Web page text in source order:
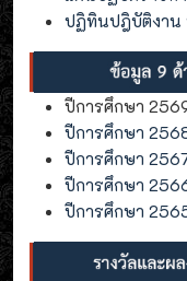
ปฏิทินปฎิบัติงาน
ปีการศึกษา
ปีการศึกษา
ปีการศึกษา
ปีการศึกษา
ปีการศึกษา